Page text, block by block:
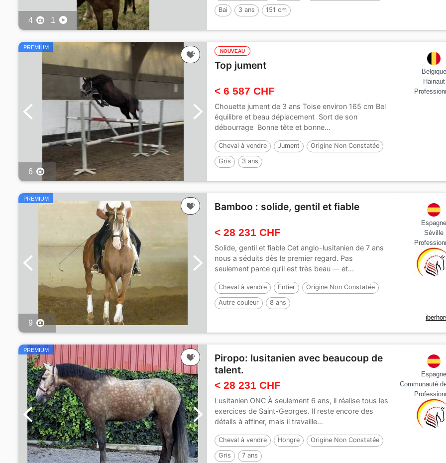
4 1
Bai 3 ans 151 cm
PREMIUM
6
NOUVEAU
Top jument
< 6 587 CHF
Chouette jument de 3 ans Toise environ 165 cm Bel
équilibre et beau déplacement Sort de son
débourrage Bonne tête et bonne...
Cheval à vendre Jument Origine Non Constatée
Gris 3 ans
Belgique
Hainaut
PREMIUM
9
Bamboo : solide, gentil et fiable
< 28 231 CHF
Solide, gentil et fiable Cet anglo-lusitanien de 7 ans
nous a séduits dès le premier regard. Pas
seulement parce qu’il est très beau — et...
Cheval à vendre Entier Origine Non Constatée
Autre couleur 8 ans
Espagne
Séville
PREMIUM
Piropo: lusitanien avec beaucoup de
talent.
< 28 231 CHF
Lusitanien ONC À seulement 6 ans, il réalise tous les
exercices de Saint-Georges. Il reste encore des
détails à affiner, mais il travaille...
Cheval à vendre Hongre Origine Non Constatée
Gris 7 ans
Espagne
Communauté